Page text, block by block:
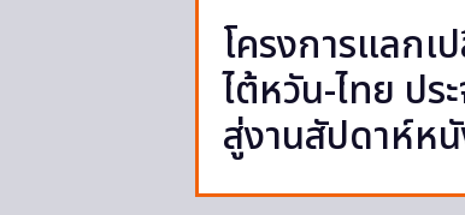
โครงการแลก
ไต้หวัน-ไทย ป
สู่งานสัปดาห์ห